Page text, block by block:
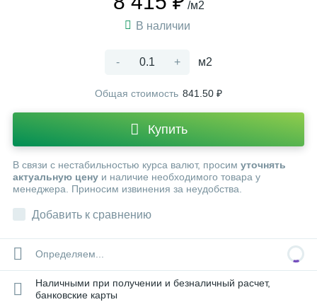
/м2
В наличии
- + м2
Общая стоимость 841.50 ₽
Купить
В связи с нестабильностью курса валют, просим уточнять
актуальную цену и наличие необходимого товара у
менеджера. Приносим извинения за неудобства.
Добавить к сравнению
Определяем...
Наличными при получении и безналичный расчет,
банковские карты